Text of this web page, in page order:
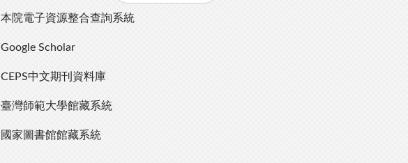
本院電子資源整合查詢系統
Google Scholar
CEPS中文期刊資料庫
臺灣師範大學館藏系統
國家圖書館館藏系統